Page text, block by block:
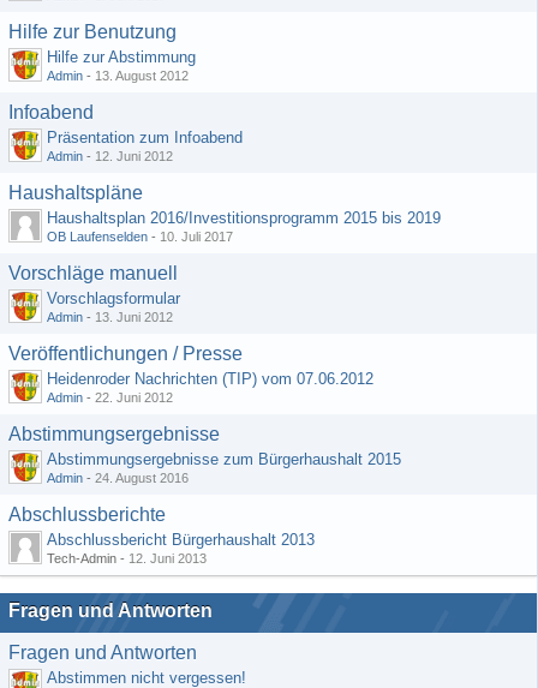
Hilfe zur Benutzung
Hilfe zur Abstimmung
Admin - 13. August 2012
Infoabend
Präsentation zum Infoabend
Admin - 12. Juni 2012
Haushaltspläne
Haushaltsplan 2016/Investitionsprogramm 2015 bis 2019
OB Laufenselden - 10. Juli 2017
Vorschläge manuell
Vorschlagsformular
Admin - 13. Juni 2012
Veröffentlichungen / Presse
Heidenroder Nachrichten (TIP) vom 07.06.2012
Admin - 22. Juni 2012
Abstimmungsergebnisse
Abstimmungsergebnisse zum Bürgerhaushalt 2015
Admin - 24. August 2016
Abschlussberichte
Abschlussbericht Bürgerhaushalt 2013
Tech-Admin - 12. Juni 2013
Fragen und Antworten
Fragen und Antworten
Abstimmen nicht vergessen!